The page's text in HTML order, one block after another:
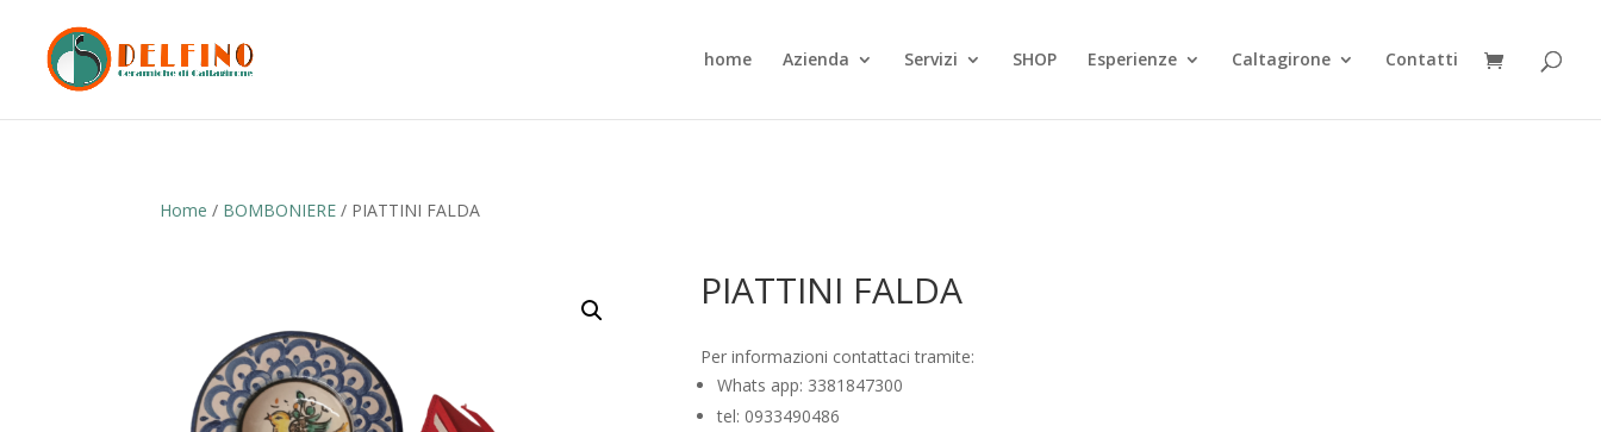
home Azienda Servizi SHOP Esperienze Caltagirone Contatti
Home / BOMBONIERE / PIATTINI FALDA
PIATTINI FALDA
Per informazioni contattaci tramite:
Whats app: 3381847300
tel: 0933490486